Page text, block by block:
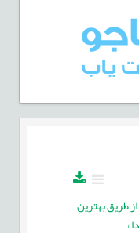
طریق بهترین